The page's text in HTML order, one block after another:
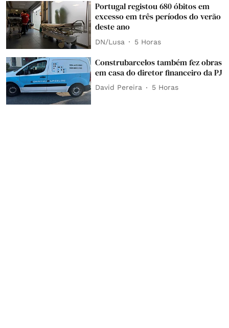
Portugal registou 680 óbitos em
excesso em três períodos do verão
deste ano
DN/Lusa 5 Horas
Construbarcelos também fez obras
em casa do diretor financeiro da PJ
David Pereira 5 Horas